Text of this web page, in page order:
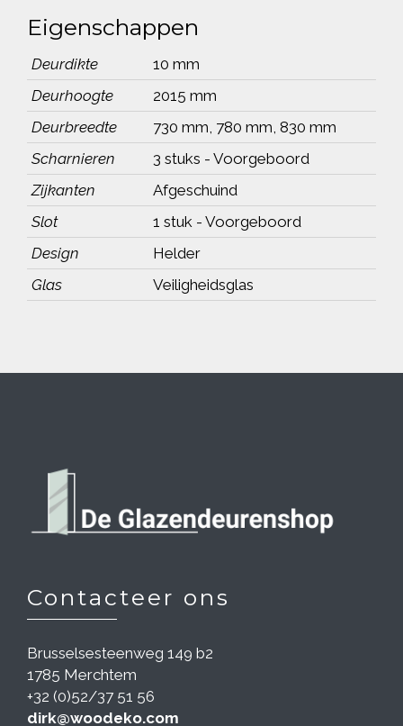
Eigenschappen
Deurdikte
10 mm
Deurhoogte
2015 mm
Deurbreedte
730 mm, 780 mm, 830 mm
Scharnieren
3 stuks - Voorgeboord
Zijkanten
Afgeschuind
Slot
1 stuk - Voorgeboord
Design
Helder
Glas
Veiligheidsglas
Contacteer ons
Brusselsesteenweg 149 b2
1785 Merchtem
+32 (0)52/37 51 56
dirk@woodeko.com